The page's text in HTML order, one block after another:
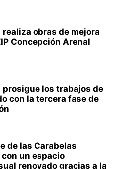
realiza obras de mejora
Concepción Arenal
prosigue los trabajos de
con la tercera fase de
de las Carabelas
un espacio
renovado gracias a la